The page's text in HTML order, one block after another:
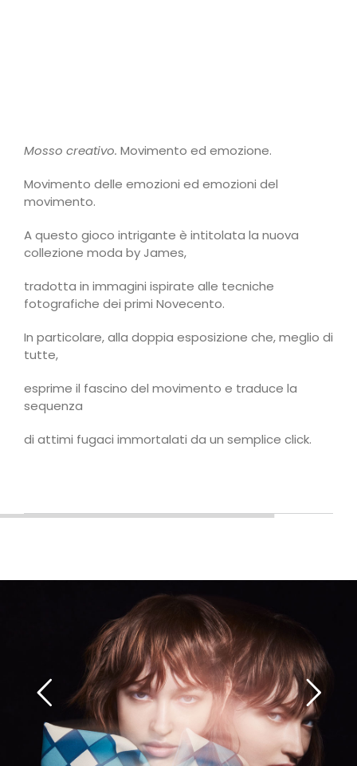
Mosso creativo. Movimento ed emozione.
Movimento delle emozioni ed emozioni del
movimento.
A questo gioco intrigante è intitolata la nuova
collezione moda by James,
tradotta in immagini ispirate alle tecniche
fotografiche dei primi Novecento.
In particolare, alla doppia esposizione che, meglio di
tutte,
esprime il fascino del movimento e traduce la
sequenza
di attimi fugaci immortalati da un semplice click.